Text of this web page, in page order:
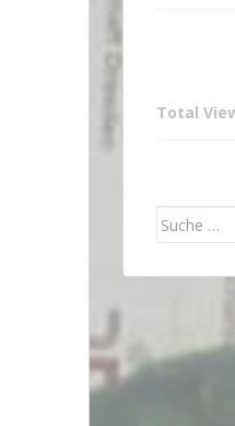
Total
Suche